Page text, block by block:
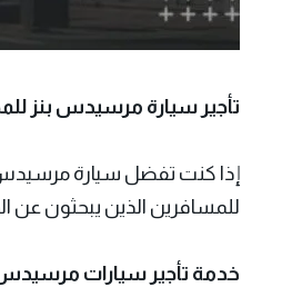
تأجير سيارة مرسيدس بنز
إذا كنت تفضل سيارة مرسيدس
للمسافرين الذين يبحثون عن
خدمة تأجير سيارات